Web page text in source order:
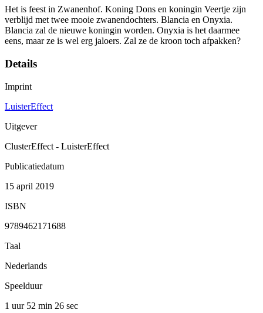
Het is feest in Zwanenhof. Koning Dons en koningin Veertje zijn
verblijd met twee mooie zwanendochters. Blancia en Onyxia.
Blancia zal de nieuwe koningin worden. Onyxia is het daarmee
eens, maar ze is wel erg jaloers. Zal ze de kroon toch afpakken?
Details
Imprint
LuisterEffect
Uitgever
ClusterEffect - LuisterEffect
Publicatiedatum
15 april 2019
ISBN
9789462171688
Taal
Nederlands
Speelduur
1 uur 52 min 26 sec